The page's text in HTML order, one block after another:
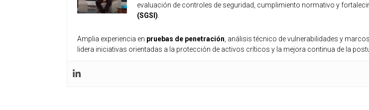
evaluación de controles de seguridad, cumplimiento normativo y
(SGSI)
Amplia experiencia en pruebas de penetración , análisis técnico de vulnerabilidades y
lidera iniciativas orientadas a la protección de activos críticos y la mejora continua de la